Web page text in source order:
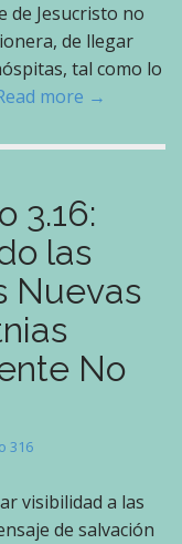
de Jesucristo no
de llegar
tal como lo
more →
3.16:
las
Nuevas
No
316
visibilidad a las
de salvación